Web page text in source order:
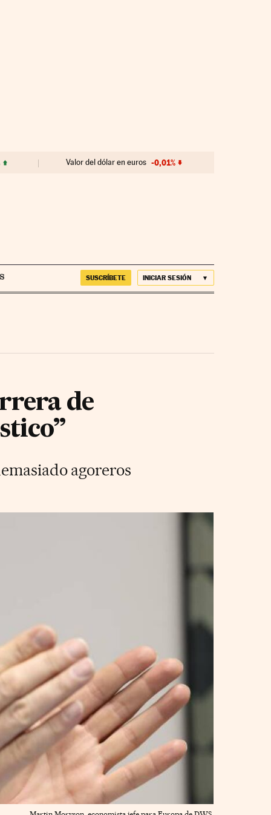
Valor del dólar en euros -0,01%
SUSCRÍBETE INICIAR SESIÓN
de
agoreros